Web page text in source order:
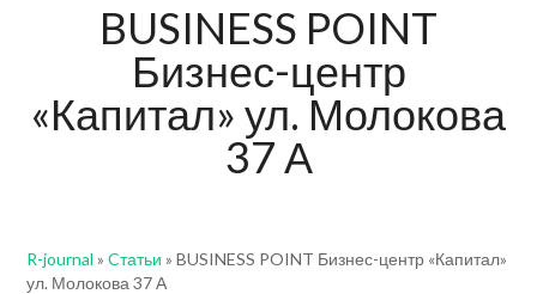
BUSINESS POINT
Бизнес-центр
«Капитал» ул. Молокова
37 А
R-journal » Cтатьи » BUSINESS POINT Бизнес-центр «Капитал»
ул. Молокова 37 А